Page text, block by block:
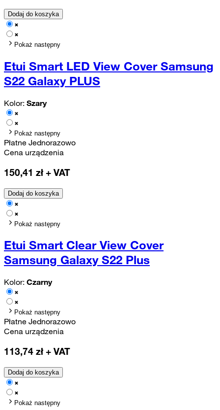
Dodaj do koszyka
Pokaż następny
Etui Smart LED View Cover Samsung
S22 Galaxy PLUS
Kolor: Szary
Pokaż następny
Płatne Jednorazowo
Cena urządzenia
150,41 zł + VAT
Dodaj do koszyka
Pokaż następny
Etui Smart Clear View Cover
Samsung Galaxy S22 Plus
Kolor: Czarny
Pokaż następny
Płatne Jednorazowo
Cena urządzenia
113,74 zł + VAT
Dodaj do koszyka
Pokaż następny